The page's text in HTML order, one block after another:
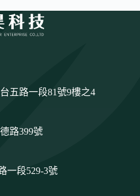
五路一段81號9樓之4
路399號
一段529-3號